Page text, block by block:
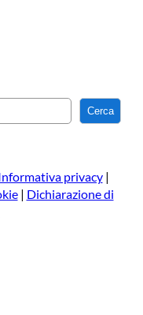
Cerca
privacy|
| Dichiarazione di